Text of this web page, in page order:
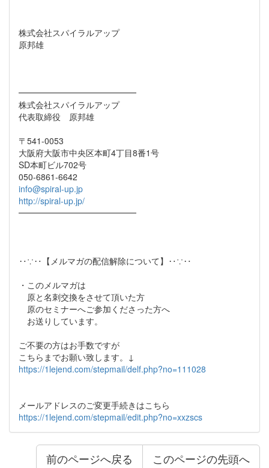
株式会社スパイラルアップ
原邦雄
━━━━━━━━━━━━━━
株式会社スパイラルアップ
代表取締役 原邦雄
〒541-0053
大阪府大阪市中央区本町4丁目8番1号
SD本町ビル702号
050-6861-6642
info@spiral-up.jp
http://spiral-up.jp/
━━━━━━━━━━━━━━
‥∵‥【メルマガの配信解除について】‥∵‥
・このメルマガは
原と名刺交換をさせて頂いた方
原のセミナーへご参加くださった方へ
お送りしています。
ご不要の方はお手数ですが
こちらまでお願い致します。↓
https://1lejend.com/stepmail/delf.php?no=111028
メールアドレスのご変更手続きはこちら
https://1lejend.com/stepmail/edit.php?no=xxzscs
前のページへ戻る このページの先頭へ